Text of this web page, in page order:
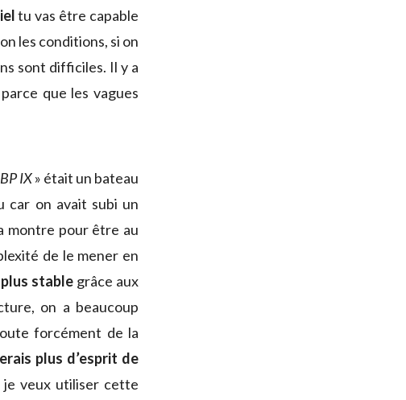
tu vas être capable
les conditions, si on
sont difficiles. Il y a
que les vagues
BP IX» était un bateau
car on avait subi un
montre pour être au
de le mener en
stable grâce aux
on a beaucoup
forcément de la
plus d’esprit de
je veux utiliser cette